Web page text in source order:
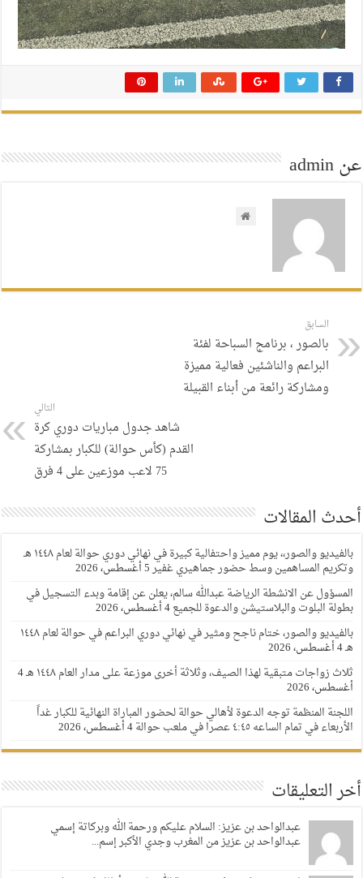
عن admin
السابق
بالصور ، برنامج السباحة لفئة
البراعم والناشئين فعالية مميزة
ومشاركة رائعة من أبناء القبيلة
التالي
شاهد جدول مباريات دوري كرة
القدم (كأس حوالة) للكبار بمشاركة
75 لاعب موزعين على 4 فرق
أحدث المقالات
بالفيديو والصور،، يوم مميز واحتفالية كبيرة في نهائي دوري حوالة لعام ١٤٤٨ هـ
وتكريم المساهمين وسط حضور جماهيري غفير5 أغسطس، 2026
المسؤول عن الانشطة الرياضة عبدالله سالم، يعلن عن إقامة وبدء التسجيل في
بطولة البلوت والبلاستيشن والدعوة للجميع4 أغسطس، 2026
بالفيديو والصور، ختام ناجح ومثير في نهائي دوري البراعم في حوالة لعام ١٤٤٨
هـ4 أغسطس، 2026
ثلاث زواجات متبقية لهذا الصيف، وثلاثة أخرى موزعة على مدار العام ١٤٤٨ هـ
4
أغسطس، 2026
اللجنة المنظمة توجه الدعوة لأهالي حوالة لحضور المباراة النهائية للكبار غداً
الأربعاء في تمام الساعه ٤:٤٥ عصرا في ملعب حوالة 4 أغسطس، 2026
أخر التعليقات
عبدالواحد بن عزيز: السلام عليكم ورحمة الله وبركاتة إسمي
عبدالواحد بن عزيز من المغرب وجدي الأكبر إسم...